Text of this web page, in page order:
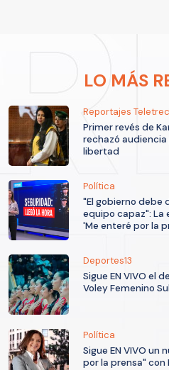
LO MÁS
Reportajes
Primer revés de
rechazó
libertad
Política
"El gobierno debe
equipo capaz": La
'Me enteré por la
Deportes13
Sigue EN VIVO el
Voley Femenino
Política
Sigue EN VIVO un
por la prensa" con